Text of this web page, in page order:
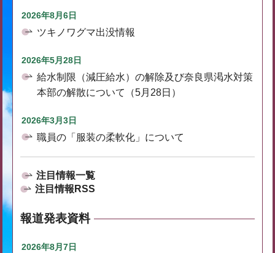
2026年8月6日
ツキノワグマ出没情報
2026年5月28日
給水制限（減圧給水）の解除及び奈良県渇水対策
本部の解散について（5月28日）
2026年3月3日
職員の「服装の柔軟化」について
注目情報一覧
注目情報RSS
報道発表資料
2026年8月7日